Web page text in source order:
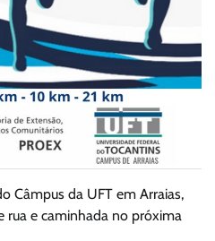
Câmpus da UFT em Arraias,
rua e caminhada no próxima